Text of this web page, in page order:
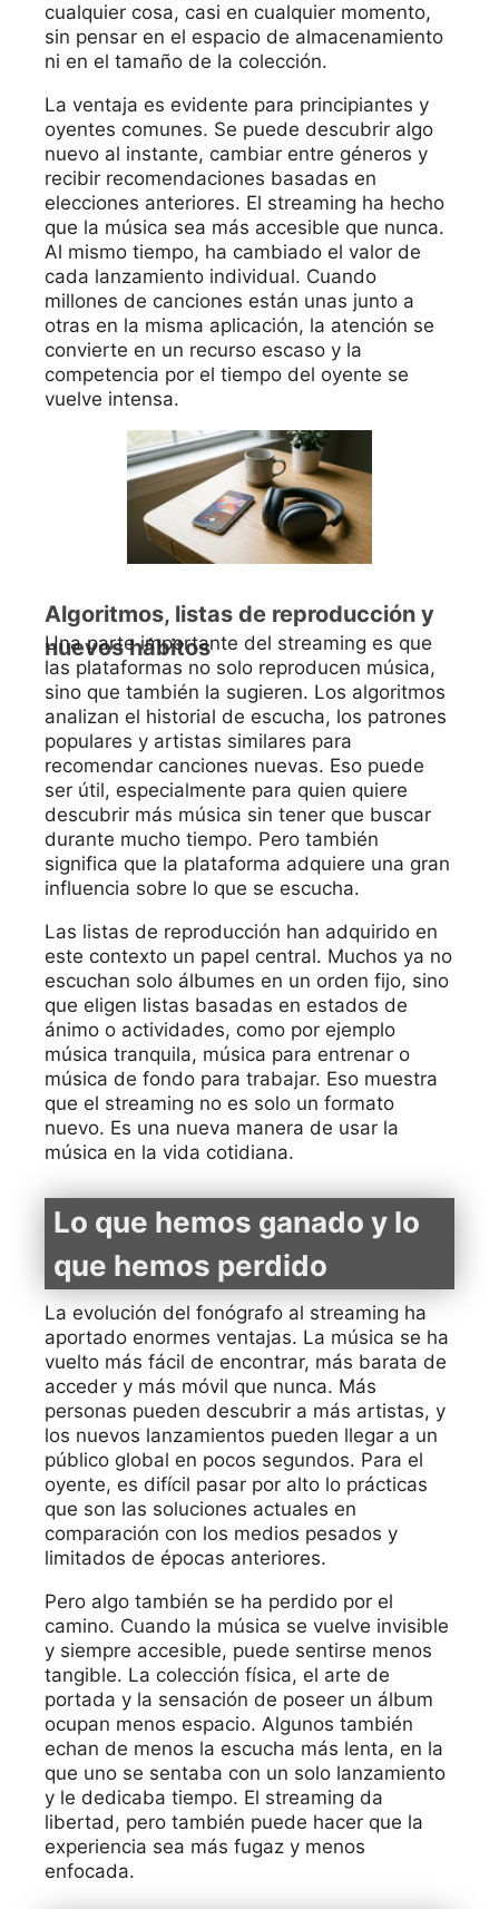
cualquier cosa, casi en cualquier momento,
sin pensar en el espacio de almacenamiento
ni en el tamaño de la colección.
La ventaja es evidente para principiantes y
oyentes comunes. Se puede descubrir algo
nuevo al instante, cambiar entre géneros y
recibir recomendaciones basadas en
elecciones anteriores. El streaming ha hecho
que la música sea más accesible que nunca.
Al mismo tiempo, ha cambiado el valor de
cada lanzamiento individual. Cuando
millones de canciones están unas junto a
otras en la misma aplicación, la atención se
convierte en un recurso escaso y la
competencia por el tiempo del oyente se
vuelve intensa.
Algoritmos, listas de reproducción y
nuevos hábitos
Una parte importante del streaming es que
las plataformas no solo reproducen música,
sino que también la sugieren. Los algoritmos
analizan el historial de escucha, los patrones
populares y artistas similares para
recomendar canciones nuevas. Eso puede
ser útil, especialmente para quien quiere
descubrir más música sin tener que buscar
durante mucho tiempo. Pero también
significa que la plataforma adquiere una gran
influencia sobre lo que se escucha.
Las listas de reproducción han adquirido en
este contexto un papel central. Muchos ya no
escuchan solo álbumes en un orden fijo, sino
que eligen listas basadas en estados de
ánimo o actividades, como por ejemplo
música tranquila, música para entrenar o
música de fondo para trabajar. Eso muestra
que el streaming no es solo un formato
nuevo. Es una nueva manera de usar la
música en la vida cotidiana.
Lo que hemos ganado y lo
que hemos perdido
La evolución del fonógrafo al streaming ha
aportado enormes ventajas. La música se ha
vuelto más fácil de encontrar, más barata de
acceder y más móvil que nunca. Más
personas pueden descubrir a más artistas, y
los nuevos lanzamientos pueden llegar a un
público global en pocos segundos. Para el
oyente, es difícil pasar por alto lo prácticas
que son las soluciones actuales en
comparación con los medios pesados y
limitados de épocas anteriores.
Pero algo también se ha perdido por el
camino. Cuando la música se vuelve invisible
y siempre accesible, puede sentirse menos
tangible. La colección física, el arte de
portada y la sensación de poseer un álbum
ocupan menos espacio. Algunos también
echan de menos la escucha más lenta, en la
que uno se sentaba con un solo lanzamiento
y le dedicaba tiempo. El streaming da
libertad, pero también puede hacer que la
experiencia sea más fugaz y menos
enfocada.